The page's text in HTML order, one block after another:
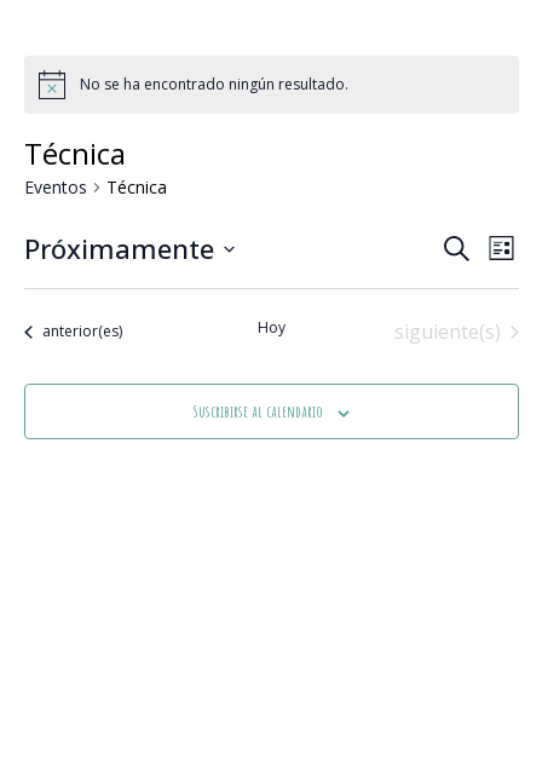
No se ha encontrado ningún resultado.
Técnica
Eventos Técnica
de
y
vistas
Buscar
de
Lista
Próximamente
fecha.
Eventos
anterior(es) Hoy Eventos
siguiente(s)
Suscribirse al calendario